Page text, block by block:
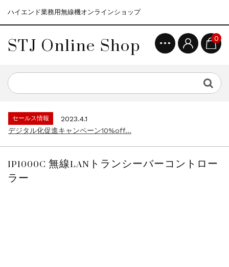
ハイエンド業務用無線機オンラインショップ
STJ Online Shop 0
モトローラ無線機本体キャンペーン15%o...
セールス情報
2023.4.10
セールス情報
2023.4.1
デジタル化促進キャンペーン10%off...
セールス情報
2023.4.10
５月大型連休に伴う営業日のお知らせ...
IP1000C 無線LANトランシーバーコントロー
ラー